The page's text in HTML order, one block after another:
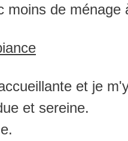
moins de
et je
et sereine.